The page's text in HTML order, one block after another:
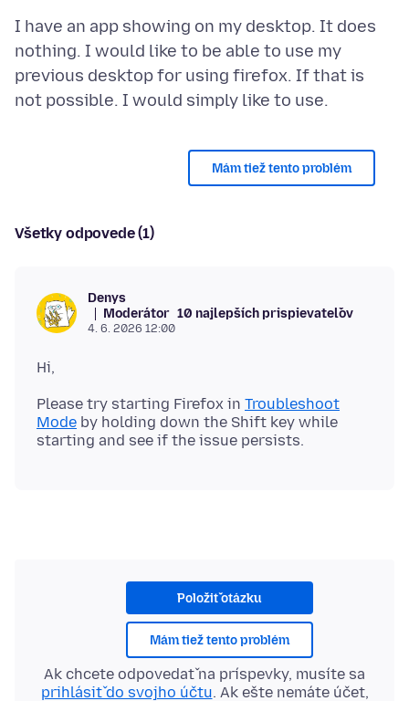
I have an app showing on my desktop. It does
nothing. I would like to be able to use my
previous desktop for using firefox. If that is
Mám tiež tento problém
Všetky odpovede (1)
Denys
Moderátor 10 najlepších prispievateľov
4. 6. 2026 12:00
Please try starting Firefox in Troubleshoot
Mode by holding down the Shift key while
Položiť otázku
Mám tiež tento problém
Ak chcete odpovedať na príspevky, musíte sa
prihlásiť do svojho účtu. Ak ešte nemáte účet,